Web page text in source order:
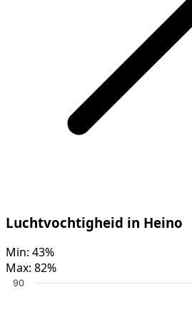
Luchtvochtigheid in Heino
Min: 43%
Max: 82%
90